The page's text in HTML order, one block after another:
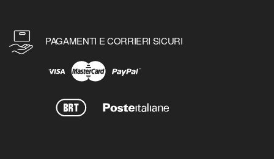
PAGAMENTI E CORRIERI SICURI